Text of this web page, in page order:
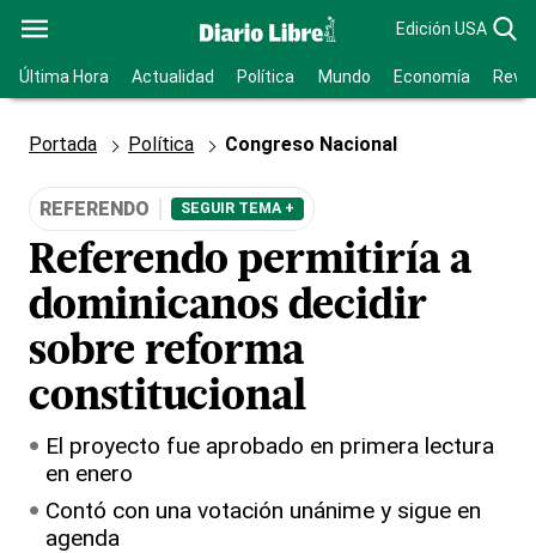
Edición USA
Última Hora Actualidad Política Mundo Economía
Portada Política Congreso Nacional
REFERENDO SEGUIR TEMA +
Referendo permitiría a
dominicanos decidir
sobre reforma
constitucional
El proyecto fue aprobado en primera lectura
en enero
Contó con una votación unánime y sigue en
agenda